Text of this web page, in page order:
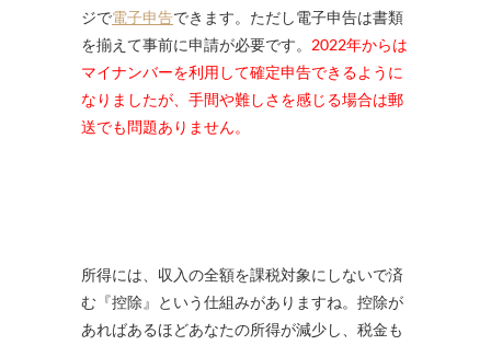
ジで電子申告できます。ただし電子申告は書類
を揃えて事前に申請が必要です。 2022年からは
マイナンバーを利用して確定申告できるように
なりましたが、手間や難しさを感じる場合は郵
送でも問題ありません。
所得には、収入の全額を課税対象にしないで済
む『控除』という仕組みがありますね。控除が
あればあるほどあなたの所得が減少し、税金も